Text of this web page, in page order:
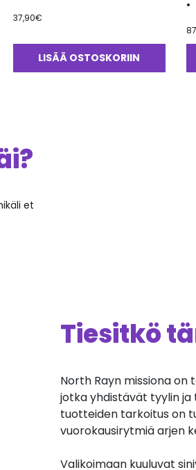
37,90€
LISÄÄ OSTOSKORIIN
et
Tiesitkö
North Rayn missiona on
jotka yhdistävät tyylin ja
tuotteiden tarkoitus on
vuorokausirytmiä arjen
Valikoimaan kuuluvat